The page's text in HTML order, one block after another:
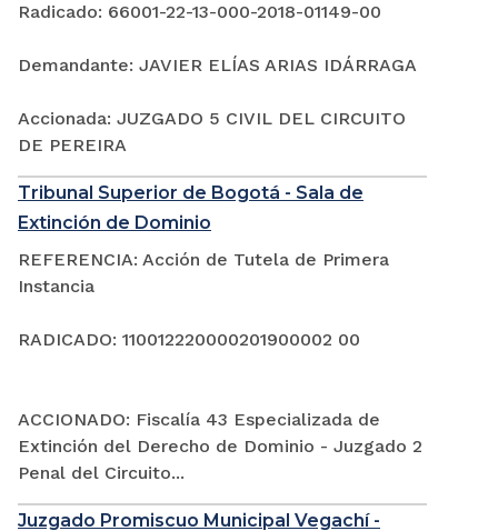
Radicado: 66001-22-13-000-2018-01149-00
Demandante: JAVIER ELÍAS ARIAS IDÁRRAGA
Accionada: JUZGADO 5 CIVIL DEL CIRCUITO
DE PEREIRA
Tribunal Superior de Bogotá - Sala de
Extinción de Dominio
REFERENCIA: Acción de Tutela de Primera
Instancia
RADICADO: 110012220000201900002 00
ACCIONADO: Fiscalía 43 Especializada de
Extinción del Derecho de Dominio - Juzgado 2
Penal del Circuito...
Juzgado Promiscuo Municipal Vegachí -